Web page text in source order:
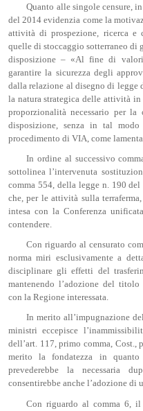
Quanto alle singole censure,
del 2014 evidenzia come la
attività di prospezione, ricerca e
quelle di stoccaggio sotterraneo di
disposizione – «Al fine di
garantire la sicurezza degli
dalla relazione al disegno di legge
la natura strategica delle attività
proporzionalità necessario per la
disposizione, senza in tal modo
procedimento di VIA, come
In ordine al successivo
sottolinea l’intervenuta
comma 554, della legge n. 190
che, per le attività sulla
intesa con la Conferenza
contendere.
Con riguardo al censurato
norma miri esclusivamente a
disciplinare gli effetti del
mantenendo l’adozione del
con la Regione interessata.
In merito all’impugnazione
ministri eccepisce
dell’art. 117, primo comma, Cost.,
merito la fondatezza in
prevederebbe la necessaria
consentirebbe anche l’adozione
Con riguardo al comma 6, il